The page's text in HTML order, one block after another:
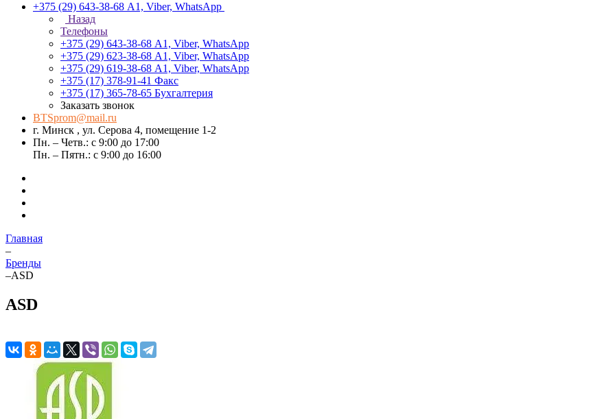
+375 (29) 643-38-68 А1, Viber, WhatsApp
Назад
Телефоны
+375 (29) 643-38-68 А1, Viber, WhatsApp
+375 (29) 623-38-68 А1, Viber, WhatsApp
+375 (29) 619-38-68 А1, Viber, WhatsApp
+375 (17) 378-91-41 Факс
+375 (17) 365-78-65 Бухгалтерия
Заказать звонок
BTSprom@mail.ru
г. Минск , ул. Серова 4, помещение 1-2
Пн. – Четв.: с 9:00 до 17:00
Пн. – Пятн.: с 9:00 до 16:00
Главная
–
Бренды
–ASD
ASD